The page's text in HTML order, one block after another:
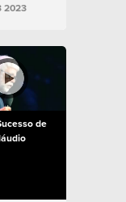
2023
de